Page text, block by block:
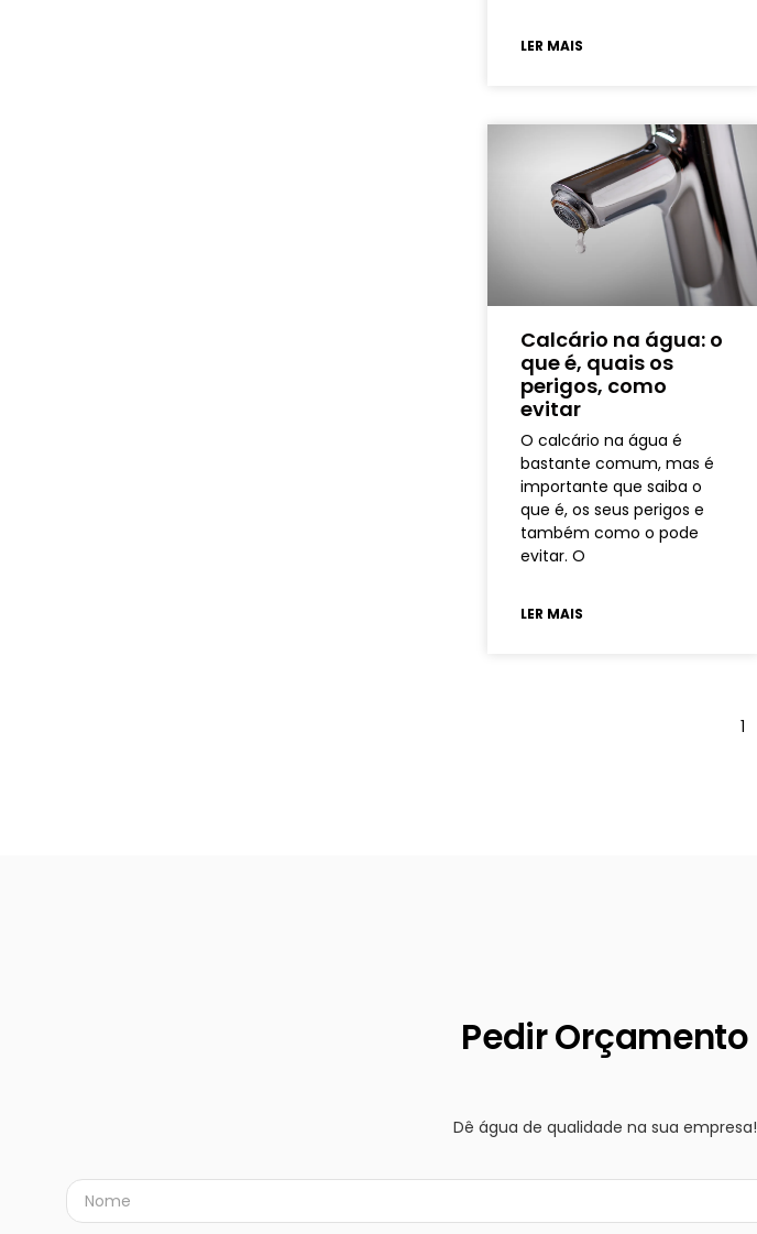
LER MAIS
Calcário na água: o
que é, quais os
perigos, como
evitar
O calcário na água é
bastante comum, mas é
importante que saiba o
que é, os seus perigos e
também como o pode
evitar. O
LER MAIS
1
Pedir Orçamento
Dê água de qualidade na sua empresa!